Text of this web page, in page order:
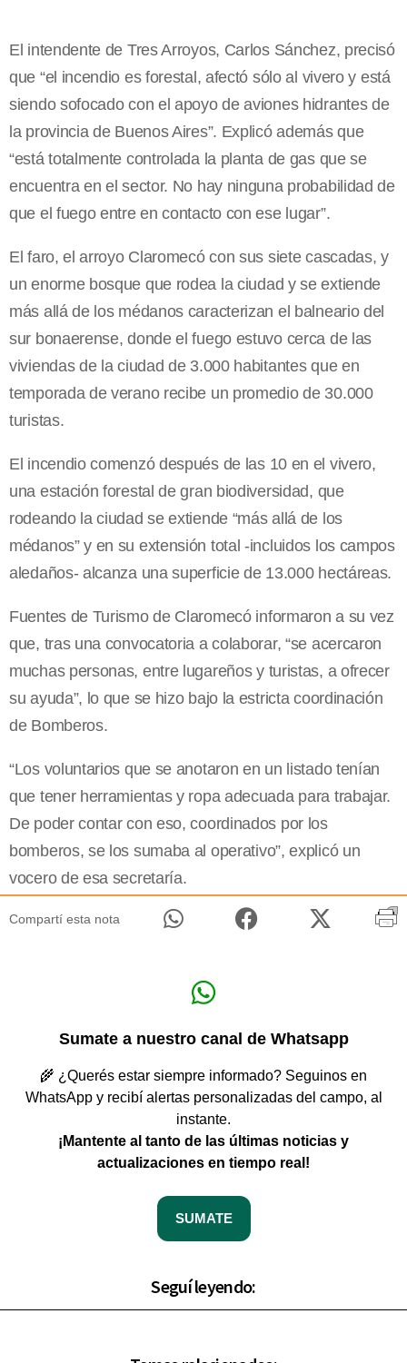
El intendente de Tres Arroyos, Carlos Sánchez, precisó
que “el incendio es forestal, afectó sólo al vivero y está
siendo sofocado con el apoyo de aviones hidrantes de
la provincia de Buenos Aires”. Explicó además que
“está totalmente controlada la planta de gas que se
encuentra en el sector. No hay ninguna probabilidad de
que el fuego entre en contacto con ese lugar”.
El faro, el arroyo Claromecó con sus siete cascadas, y
un enorme bosque que rodea la ciudad y se extiende
más allá de los médanos caracterizan el balneario del
sur bonaerense, donde el fuego estuvo cerca de las
viviendas de la ciudad de 3.000 habitantes que en
temporada de verano recibe un promedio de 30.000
turistas.
El incendio comenzó después de las 10 en el vivero,
una estación forestal de gran biodiversidad, que
rodeando la ciudad se extiende “más allá de los
médanos” y en su extensión total -incluidos los campos
aledaños- alcanza una superficie de 13.000 hectáreas.
Fuentes de Turismo de Claromecó informaron a su vez
que, tras una convocatoria a colaborar, “se acercaron
muchas personas, entre lugareños y turistas, a ofrecer
su ayuda”, lo que se hizo bajo la estricta coordinación
de Bomberos.
“Los voluntarios que se anotaron en un listado tenían
que tener herramientas y ropa adecuada para trabajar.
De poder contar con eso, coordinados por los
bomberos, se los sumaba al operativo”, explicó un
vocero de esa secretaría.
Compartí esta nota
Sumate a nuestro canal de Whatsapp
🌾 ¿Querés estar siempre informado? Seguinos en
WhatsApp y recibí alertas personalizadas del campo, al
instante.
¡Mantente al tanto de las últimas noticias y
actualizaciones en tiempo real!
SUMATE
Seguí leyendo: